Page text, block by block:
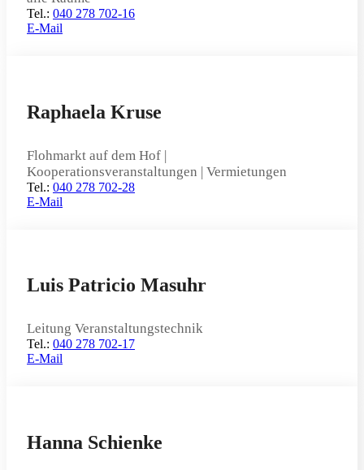
Tel.: 040 278 702-16
E-Mail
Raphaela Kruse
Flohmarkt auf dem Hof |
Kooperationsveranstaltungen | Vermietungen
Tel.: 040 278 702-28
E-Mail
Luis Patricio Masuhr
Leitung Veranstaltungstechnik
Tel.: 040 278 702-17
E-Mail
Hanna Schienke